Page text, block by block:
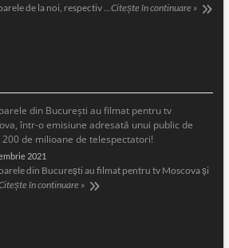
de la noi, respectiv … Citește în continuare »
din București au filmat pentru tv
într-o emisiune adresată unui public de
200 de milioane de telespectatori!
2021
din București au filmat pentru tv Moscova și
în continuare »